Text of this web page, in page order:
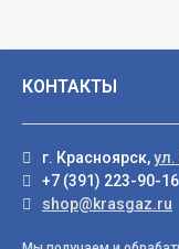
КОНТАКТЫ
г. Красноярск,ул.
+7 (391) 223-90-16
shop@krasgaz.ru